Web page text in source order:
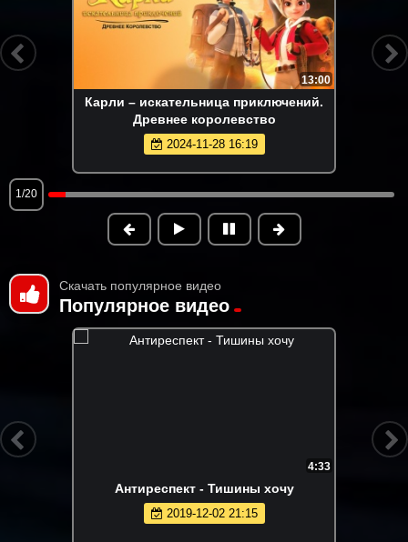
13:00
Карли – искательница приключений.
Древнее королевство
2024-11-28 16:19
1/20
Скачать популярное видео
Популярное видео
4:33
Антиреспект - Тишины хочу
2019-12-02 21:15